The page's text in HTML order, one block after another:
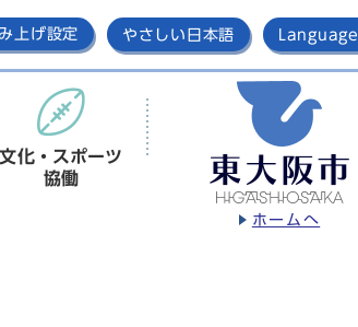
上げ設定 やさしい日本語 Language
ホームへ
文化・スポーツ
協働